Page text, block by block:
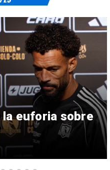
la euforia sobre